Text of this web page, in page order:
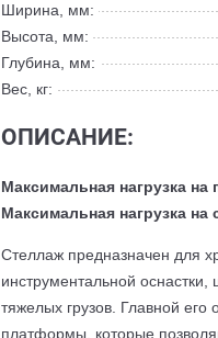
Ширина, мм:
Высота, мм:
Глубина, мм:
Вес, кг:
ОПИСАНИЕ:
Максимальная нагрузка
Максимальная нагрузка
Cтеллаж предназначен для
инструментальной
тяжелых грузов. Главной
платформы, которые